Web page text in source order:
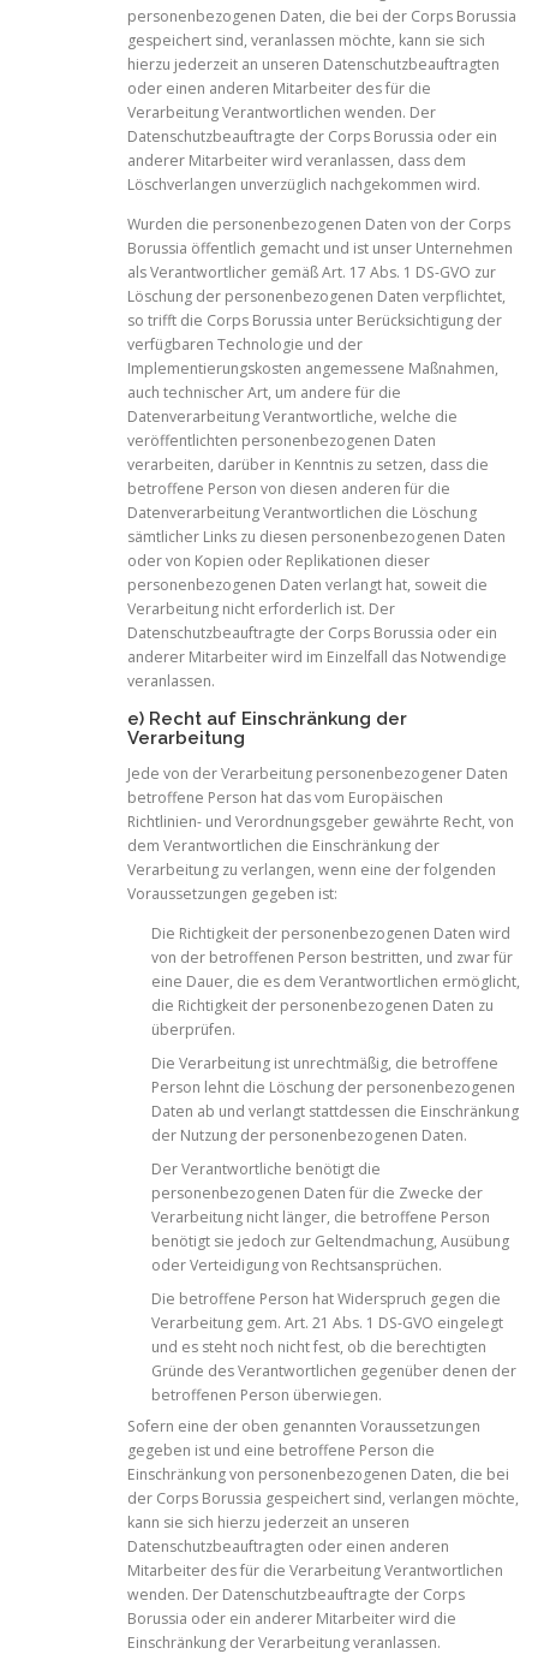
personenbezogenen Daten, die bei der Corps Borussia
gespeichert sind, veranlassen möchte, kann sie sich
hierzu jederzeit an unseren Datenschutzbeauftragten
oder einen anderen Mitarbeiter des für die
Verarbeitung Verantwortlichen wenden. Der
Datenschutzbeauftragte der Corps Borussia oder ein
anderer Mitarbeiter wird veranlassen, dass dem
Löschverlangen unverzüglich nachgekommen wird.
Wurden die personenbezogenen Daten von der Corps
Borussia öffentlich gemacht und ist unser Unternehmen
als Verantwortlicher gemäß Art. 17 Abs. 1 DS-GVO zur
Löschung der personenbezogenen Daten verpflichtet,
so trifft die Corps Borussia unter Berücksichtigung der
verfügbaren Technologie und der
Implementierungskosten angemessene Maßnahmen,
auch technischer Art, um andere für die
Datenverarbeitung Verantwortliche, welche die
veröffentlichten personenbezogenen Daten
verarbeiten, darüber in Kenntnis zu setzen, dass die
betroffene Person von diesen anderen für die
Datenverarbeitung Verantwortlichen die Löschung
sämtlicher Links zu diesen personenbezogenen Daten
oder von Kopien oder Replikationen dieser
personenbezogenen Daten verlangt hat, soweit die
Verarbeitung nicht erforderlich ist. Der
Datenschutzbeauftragte der Corps Borussia oder ein
anderer Mitarbeiter wird im Einzelfall das Notwendige
veranlassen.
e) Recht auf Einschränkung der
Verarbeitung
Jede von der Verarbeitung personenbezogener Daten
betroffene Person hat das vom Europäischen
Richtlinien- und Verordnungsgeber gewährte Recht, von
dem Verantwortlichen die Einschränkung der
Verarbeitung zu verlangen, wenn eine der folgenden
Voraussetzungen gegeben ist:
Die Richtigkeit der personenbezogenen Daten wird
von der betroffenen Person bestritten, und zwar für
eine Dauer, die es dem Verantwortlichen ermöglicht,
die Richtigkeit der personenbezogenen Daten zu
überprüfen.
Die Verarbeitung ist unrechtmäßig, die betroffene
Person lehnt die Löschung der personenbezogenen
Daten ab und verlangt stattdessen die Einschränkung
der Nutzung der personenbezogenen Daten.
Der Verantwortliche benötigt die
personenbezogenen Daten für die Zwecke der
Verarbeitung nicht länger, die betroffene Person
benötigt sie jedoch zur Geltendmachung, Ausübung
oder Verteidigung von Rechtsansprüchen.
Die betroffene Person hat Widerspruch gegen die
Verarbeitung gem. Art. 21 Abs. 1 DS-GVO eingelegt
und es steht noch nicht fest, ob die berechtigten
Gründe des Verantwortlichen gegenüber denen der
betroffenen Person überwiegen.
Sofern eine der oben genannten Voraussetzungen
gegeben ist und eine betroffene Person die
Einschränkung von personenbezogenen Daten, die bei
der Corps Borussia gespeichert sind, verlangen möchte,
kann sie sich hierzu jederzeit an unseren
Datenschutzbeauftragten oder einen anderen
Mitarbeiter des für die Verarbeitung Verantwortlichen
wenden. Der Datenschutzbeauftragte der Corps
Borussia oder ein anderer Mitarbeiter wird die
Einschränkung der Verarbeitung veranlassen.